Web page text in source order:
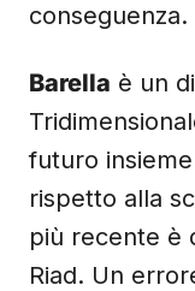
conseguenza.
Barella è un
futuro
rispetto alla
più recente è
Riad. Un